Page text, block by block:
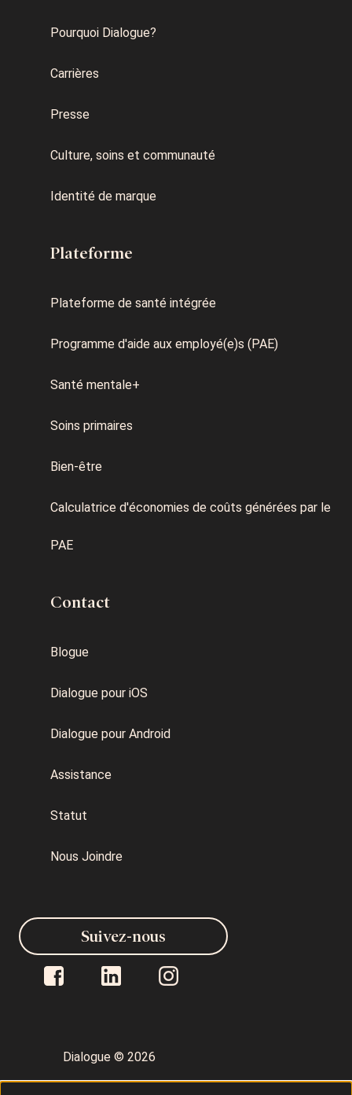
Pourquoi Dialogue?
Carrières
Presse
Culture, soins et communauté
Identité de marque
Plateforme
Plateforme de santé intégrée
Programme d'aide aux employé(e)s (PAE)
Santé mentale+
Soins primaires
Bien-être
Calculatrice d'économies de coûts générées par le
PAE
Contact
Blogue
Dialogue pour iOS
Dialogue pour Android
Assistance
Statut
Nous Joindre
Dialogue © 2026
Suivez-nous